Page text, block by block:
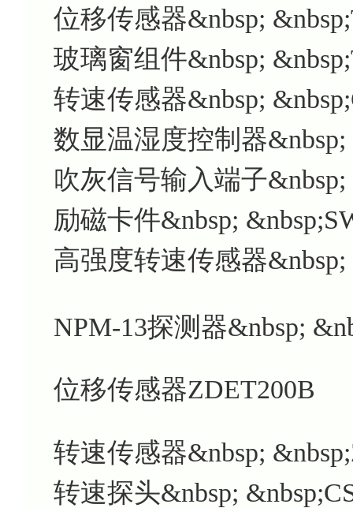
位移传感器&nbsp;
玻璃窗组件&nbsp;
转速传感器&nbsp;
数显温湿度控制器&nbsp;
吹灰信号输入端子
励磁卡件&nbsp;
高强度转速传感器&nbsp;
NPM-13探测器&nbsp;
位移传感器ZDET200B
转速传感器&nbsp;
转速探头&nbsp;